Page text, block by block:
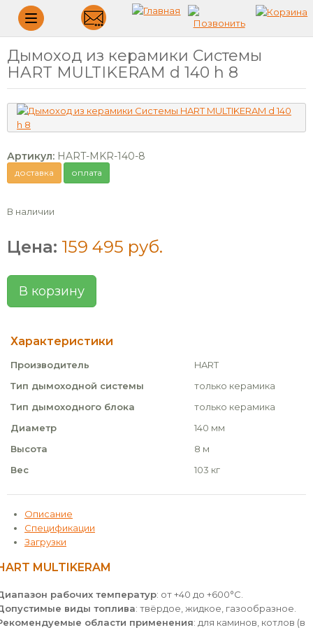
Меню
Дымоход из керамики Системы
HART MULTIKERAM d 140 h 8
Артикул: HART-MKR-140-8
доставка оплата
В наличии
Цена: 159 495 руб.
В корзину
Характеристики
Производитель
HART
Тип дымоходной системы
только керамика
Тип дымоходного блока
только керамика
Диаметр
140 мм
Высота
8 м
Вес
103 кг
Описание
Спецификации
Загрузки
MULTIKERAM
рабочих температур: от +40 до +600°С.
виды топлива: твёрдое, жидкое, газообразное.
области применения: для каминов, котлов (в